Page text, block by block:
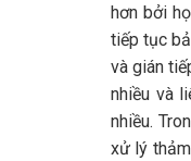
hơn bởi
tiếp tục
và gián
nhiều và
nhiều.
xử lý